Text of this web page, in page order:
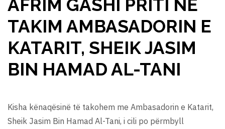
AFRIM GASHI PRITI NË
TAKIM AMBASADORIN E
KATARIT, SHEIK JASIM
BIN HAMAD AL-TANI
Kisha kënaqësinë të takohem me Ambasadorin e Katarit,
Sheik Jasim Bin Hamad Al-Tani, i cili po përmbyll